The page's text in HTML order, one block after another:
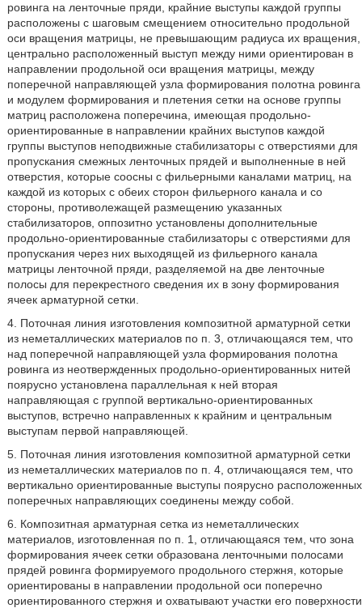
ровинга на ленточные пряди, крайние выступы каждой группы
расположены с шаговым смещением относительно продольной
оси вращения матрицы, не превышающим радиуса их вращения,
центрально расположенный выступ между ними ориентирован в
направлении продольной оси вращения матрицы, между
поперечной направляющей узла формирования полотна ровинга
и модулем формирования и плетения сетки на основе группы
матриц расположена поперечина, имеющая продольно-
ориентированные в направлении крайних выступов каждой
группы выступов неподвижные стабилизаторы с отверстиями для
пропускания смежных ленточных прядей и выполненные в ней
отверстия, которые соосны с фильерными каналами матриц, на
каждой из которых с обеих сторон фильерного канала и со
стороны, противолежащей размещению указанных
стабилизаторов, оппозитно установлены дополнительные
продольно-ориентированные стабилизаторы с отверстиями для
пропускания через них выходящей из фильерного канала
матрицы ленточной пряди, разделяемой на две ленточные
полосы для перекрестного сведения их в зону формирования
ячеек арматурной сетки.
4. Поточная линия изготовления композитной арматурной сетки
из неметаллических материалов по п. 3, отличающаяся тем, что
над поперечной направляющей узла формирования полотна
ровинга из неотвержденных продольно-ориентированных нитей
поярусно установлена параллельная к ней вторая
направляющая с группой вертикально-ориентированных
выступов, встречно направленных к крайним и центральным
выступам первой направляющей.
5. Поточная линия изготовления композитной арматурной сетки
из неметаллических материалов по п. 4, отличающаяся тем, что
вертикально ориентированные выступы поярусно расположенных
поперечных направляющих соединены между собой.
6. Композитная арматурная сетка из неметаллических
материалов, изготовленная по п. 1, отличающаяся тем, что зона
формирования ячеек сетки образована ленточными полосами
прядей ровинга формируемого продольного стержня, которые
ориентированы в направлении продольной оси поперечно
ориентированного стержня и охватывают участки его поверхности